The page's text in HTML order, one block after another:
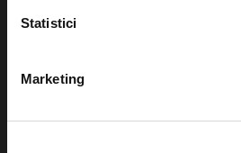
Statistici
Marketing
Cum
Evenimente